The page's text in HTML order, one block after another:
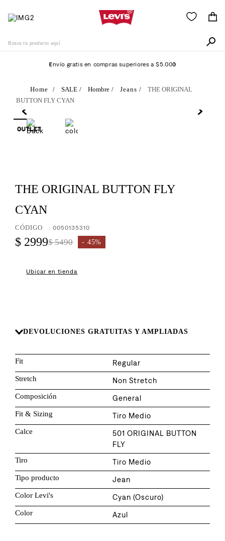
Envío gratis en compras superiores a $5.000
SALE Hombre Jeans
THE ORIGINAL
BUTTON FLY CYAN
THE ORIGINAL BUTTON FLY
CYAN
:0050135310
$ 2999$ 5490 45%
Ubicar en tienda
DEVOLUCIONES GRATUITAS Y AMPLIADAS
Fit Regular
Stretch Non Stretch
Composición General
Fit & Sizing Tiro Medio
Calce
501 ORIGINAL BUTTON
FLY
Tiro Tiro Medio
Tipo producto Jean
Color Levi's Cyan (Oscuro)
Color Azul
Términos Más Buscados
.
505
726
. campera
. 510
. baggy